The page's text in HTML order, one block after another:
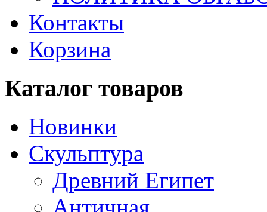
Контакты
Корзина
Каталог товаров
Новинки
Скульптура
Древний Египет